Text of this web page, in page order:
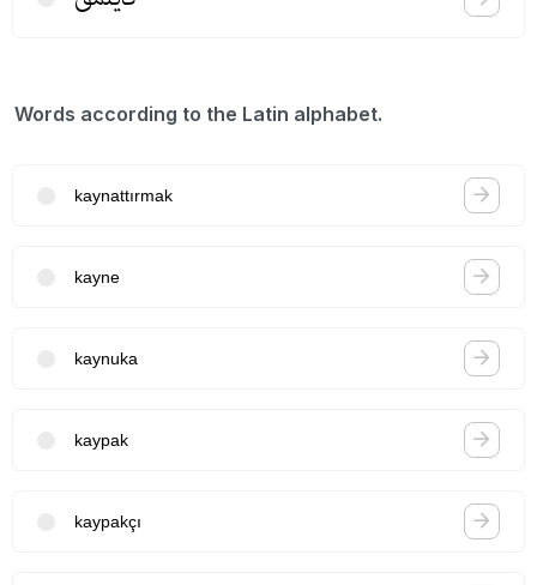
Words according to the Latin alphabet.
kaynattırmak
kayne
kaynuka
kaypak
kaypakçı